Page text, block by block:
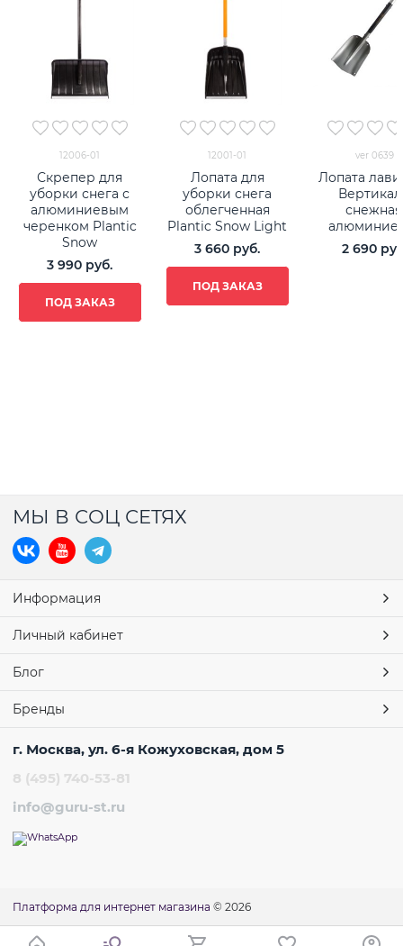
12006-01
Скрепер для
уборки снега с
алюминиевым
черенком Plantic
Snow
3 990 руб.
ПОД ЗАКАЗ
12001-01
Лопата для
уборки снега
облегченная
Plantic Snow Light
3 660 руб.
ПОД ЗАКАЗ
ver 0639
Лопата
2 690
МЫ В СОЦ СЕТЯХ
Информация
Личный кабинет
Блог
Бренды
г. Москва, ул. 6-я Кожуховская, дом 5
8 (495) 740-53-81
info@guru-st.ru
Платформа для интернет магазина © 2026